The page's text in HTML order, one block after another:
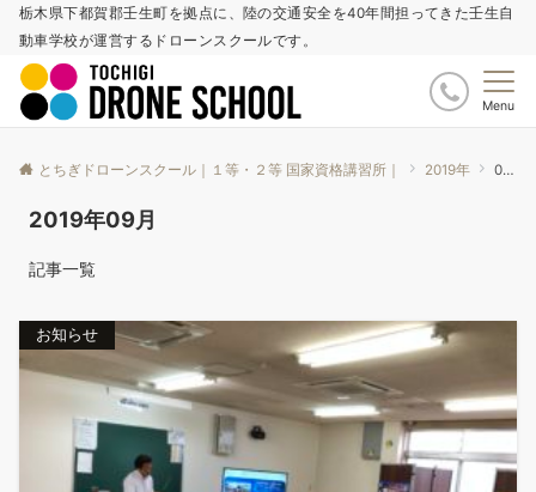
栃木県下都賀郡壬生町を拠点に、陸の交通安全を40年間担ってきた壬生自
動車学校が運営するドローンスクールです。
Menu
とちぎドローンスクール｜１等・２等 国家資格講習所｜ 2019年 09月
2019年09月
記事一覧
お知らせ